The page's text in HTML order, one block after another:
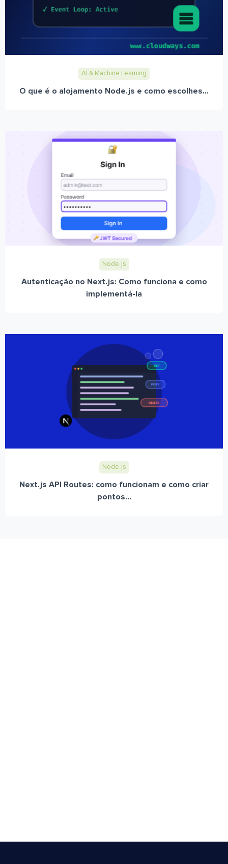
AI & Machine Learning
O que é o alojamento Node.js e como escolhes...
Node.js
Autenticação no Next.js: Como funciona e como
implementá-la
Node.js
Next.js API Routes: como funcionam e como criar
pontos...